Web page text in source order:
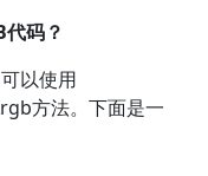
码？
以使用
方法。下面是一